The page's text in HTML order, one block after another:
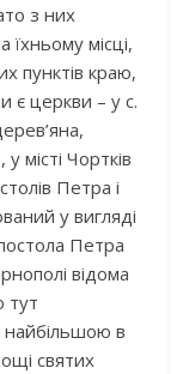
з них
їхньому місці,
пунктів краю,
є церкви – у с.
місті Чортків
Петра і
у вигляді
Петра
відома
тут
в
святих